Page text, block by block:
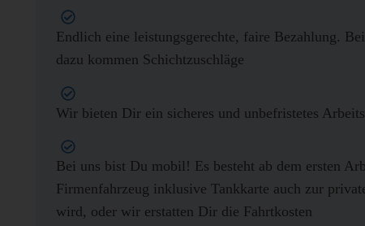
Endlich eine leistungsgerechte, faire Bezahlung.
dazu kommen Schichtzuschläge
Wir bieten Dir ein sicheres und unbefristetes
Bei uns bist Du mobil! Es besteht ab dem ersten
Firmenfahrzeug inklusive Tankkarte auch zur
wird, oder wir erstatten Dir die Fahrtkosten